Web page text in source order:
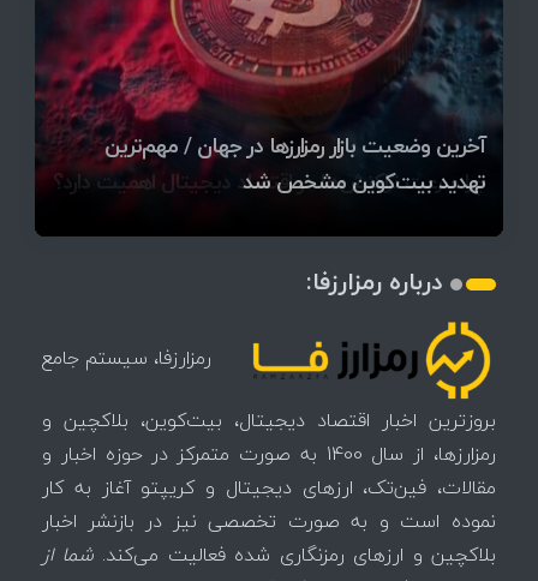
چرا سرعت تراکنش‌ها در اقتصاد دیجیتال اهمیت دارد؟
آخرین وضعیت بازار رمزارزها در جهان / مهم‌ترین
تهدید بیت‌کوین مشخص شد
اتفاق تاریخی در بازار رمزارزها / بیت‌کوین سبز شد
قیمت تتر، بیت‌کوین و اتریوم امروز دوشنبه ۵ مرداد
۱۴۰۵ | بیت‌کوین این مرز را از دست بدهد، همه‌چیز
تغییر می‌کند
رقابت پنهان دولت‌ها بر سر بیت‌کوین/ ۱۰ کشور برتر
کدامند؟
اتفاق مهم در بازار رمزارزها / بیت‌کوین وارد فاز تازه شد
تازه‌ترین رسوایی ارز دیجیتال؛ شکایت میلیاردی روی
میز / ۶۲۲ بیت‌کوین کجا رفت؟
بحران بدهی شرکت‌ها و خطر فروش اجباری میلیاردها
دلار بیت‌کوین
درباره رمزارزفا:
رمزارزفا، سیستم جامع
بروزترین اخبار اقتصاد دیجیتال، بیت‌کوین، بلاکچین و
رمزارزها، از سال 1400 به صورت متمرکز در حوزه اخبار و
مقالات، فین‌تک، ارزهای‌ دیجیتال و کریپتو آغاز به کار
نموده است و به صورت تخصصی نیز در بازنشر اخبار
بلاکچین و ارزهای رمزنگاری شده فعالیت می‌کند.شما از